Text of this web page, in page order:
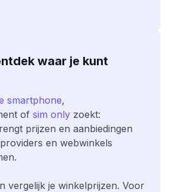
waar je kunt
smartphone,
of sim only zoekt:
prijzen en aanbiedingen
en webwinkels
vergelijk je winkelprijzen. Voor